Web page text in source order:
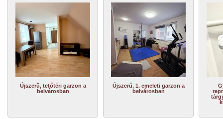
Újszerű, tetőtéri garzon a
belvárosban
Újszerű, 1. emeleti garzon a
belvárosban